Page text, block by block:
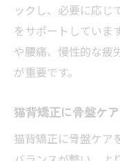
ックし、必要に応じ
をサポートしていま
や腰痛、慢性的な疲
が重要です。
猫背矯正に骨盤ケ
猫背矯正に骨盤ケア